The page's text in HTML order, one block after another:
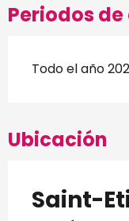
Periodos
Todo el año
Ubicación
Saint-